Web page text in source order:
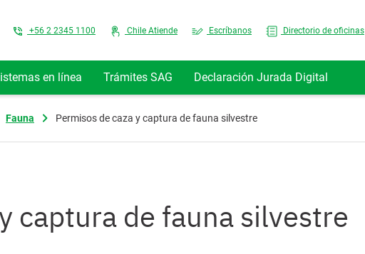
Top Menu
+56 2 2345 1100 Chile Atiende Escríbanos Directorio de oficinas
en línea Trámites SAG Declaración Jurada Digital
Fauna Permisos de caza y captura de fauna silvestre
captura de fauna silvestre